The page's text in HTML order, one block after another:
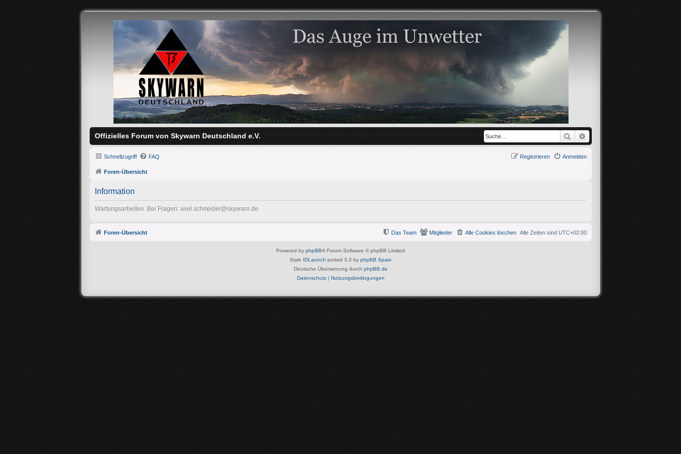
Offizielles Forum von Skywarn Deutschland e.V. Suche
Schnellzugriff FAQ Anmelden
Registrieren
Foren-Übersicht
Information
Wartungsarbeiten. Bei Fragen: axel.schneider@skywarn.de
Foren-Übersicht Alle Zeiten sind UTC+02:00
Alle Cookies löschen
Mitglieder
Das Team
Powered by phpBB® Forum Software © phpBB Limited
Style IDLaunch ported 3.3 by phpBB Spain
Deutsche Übersetzung durch phpBB.de
Datenschutz| Nutzungsbedingungen